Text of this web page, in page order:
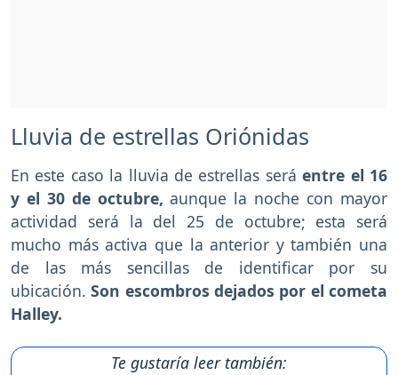
Lluvia de estrellas Oriónidas
En este caso la lluvia de estrellas será entre el 16
y el 30 de octubre, aunque la noche con mayor
actividad será la del 25 de octubre; esta será
mucho más activa que la anterior y también una
de las más sencillas de identificar por su
ubicación. Son escombros dejados por el cometa
Halley.
Te gustaría leer también: